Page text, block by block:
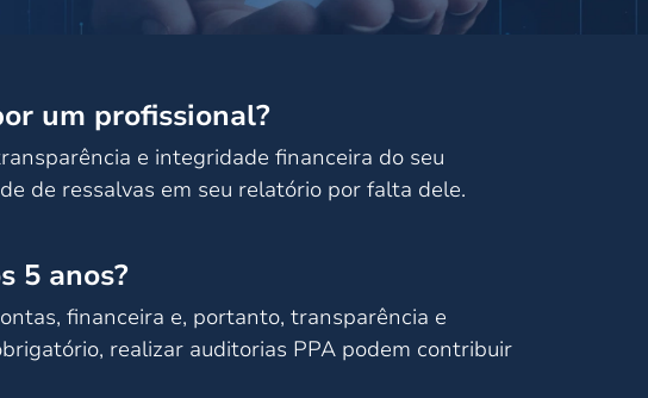
um profissional?
e integridade financeira do seu
de ressalvas em seu relatório por falta dele.
5 anos?
financeira e, portanto, transparência e
realizar auditorias PPA podem contribuir